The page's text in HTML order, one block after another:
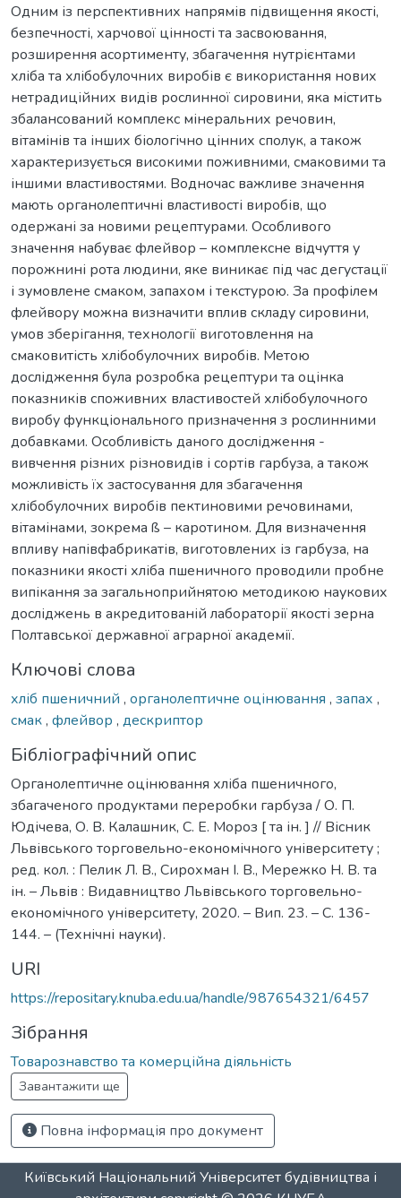
Одним із перспективних напрямів підвищення якості,
безпечності, харчової цінності та засвоювання,
розширення асортименту, збагачення нутрієнтами
хліба та хлібобулочних виробів є використання нових
нетрадиційних видів рослинної сировини, яка містить
збалансований комплекс мінеральних речовин,
вітамінів та інших біологічно цінних сполук, а також
характеризується високими поживними, смаковими та
іншими властивостями. Водночас важливе значення
мають органолептичні властивості виробів, що
одержані за новими рецептурами. Особливого
значення набуває флейвор – комплексне відчуття у
порожнині рота людини, яке виникає під час дегустації
і зумовлене смаком, запахом і текстурою. За профілем
флейвору можна визначити вплив складу сировини,
умов зберігання, технології виготовлення на
смаковитість хлібобулочних виробів. Метою
дослідження була розробка рецептури та оцінка
показників споживних властивостей хлібобулочного
виробу функціонального призначення з рослинними
добавками. Особливість даного дослідження -
вивчення різних різновидів і сортів гарбуза, а також
можливість їх застосування для збагачення
хлібобулочних виробів пектиновими речовинами,
вітамінами, зокрема ß – каротином. Для визначення
впливу напівфабрикатів, виготовлених із гарбуза, на
показники якості хліба пшеничного проводили пробне
випікання за загальноприйнятою методикою наукових
досліджень в акредитованій лабораторії якості зерна
Полтавської державної аграрної академії.
Ключові слова
хліб пшеничний , органолептичне оцінювання , запах ,
смак, флейвор , дескриптор
Бібліографічний опис
Органолептичне оцінювання хліба пшеничного,
збагаченого продуктами переробки гарбуза / О. П.
Юдічева, О. В. Калашник, С. Е. Мороз [ та ін. ] // Вісник
Львівського торговельно-економічного університету ;
ред. кол. : Пелик Л. В., Сирохман І. В., Мережко Н. В. та
ін. – Львів : Видавництво Львівського торговельно-
економічного університету, 2020. – Вип. 23. – С. 136-
144. – (Технічні науки).
URI
https://repositary.knuba.edu.ua/handle/987654321/6457
Зібрання
Товарознавство та комерційна діяльність
Завантажити ще
Повна інформація про документ
Київський Національний Університет будівництва і